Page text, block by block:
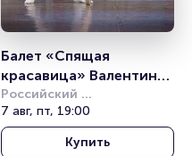
Балет «Спящая
красавица» Валентина
Грищенко
Российский
академический
молодёжный театр (РАМТ)
7 авг, пт, 19:00
Купить